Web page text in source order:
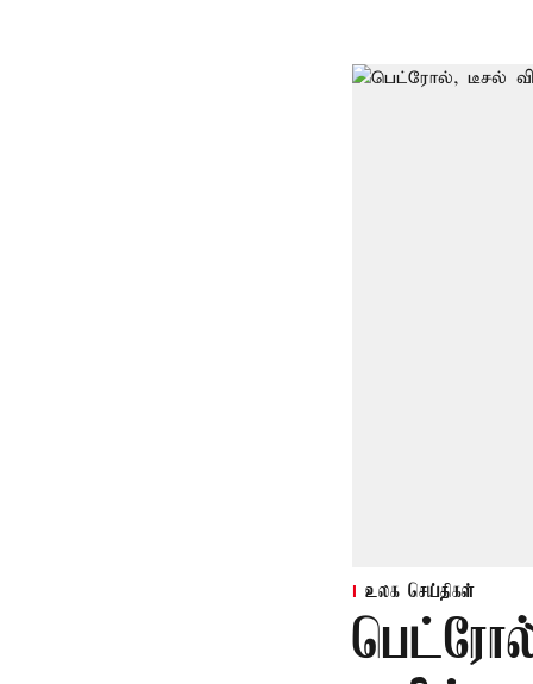
உலக செய்திகள்